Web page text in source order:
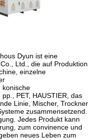
Dyun ist eine
Ltd., die auf Produktion
einzelne
konische
PET, HAUSTIER, das
Linie, Mischer, Trockner
zusammensetzend.
Jedes Produkt kann
zum convinence und
neues Leben zum